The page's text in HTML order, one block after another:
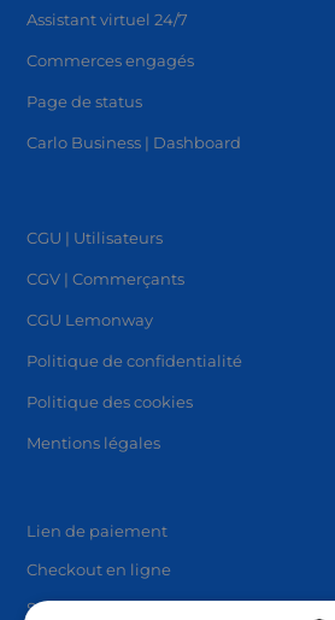
Assistant virtuel 24/7
Commerces engagés
Page de status
Carlo Business | Dashboard
CGU | Utilisateurs
CGV | Commerçants
CGU Lemonway
Politique de confidentialité
Politique des cookies
Mentions légales
Lien de paiement
Checkout en ligne
Solutions en marque blanche